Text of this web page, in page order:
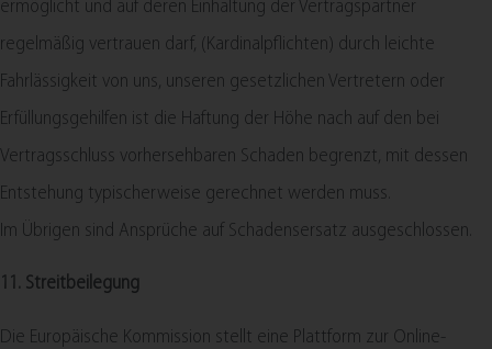
ermöglicht und auf deren Einhaltung der Vertragspartner
regelmäßig vertrauen darf, (Kardinalpflichten) durch leichte
Fahrlässigkeit von uns, unseren gesetzlichen Vertretern oder
Erfüllungsgehilfen ist die Haftung der Höhe nach auf den bei
Vertragsschluss vorhersehbaren Schaden begrenzt, mit dessen
Entstehung typischerweise gerechnet werden muss.
Im Übrigen sind Ansprüche auf Schadensersatz ausgeschlossen.
11. Streitbeilegung​​​​​​​
Die Europäische Kommission stellt eine Plattform zur Online-